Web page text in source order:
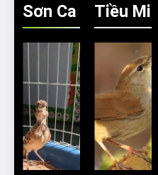
Sơn Ca
Tiều Mi